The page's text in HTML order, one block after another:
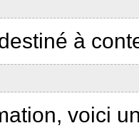
à
voici